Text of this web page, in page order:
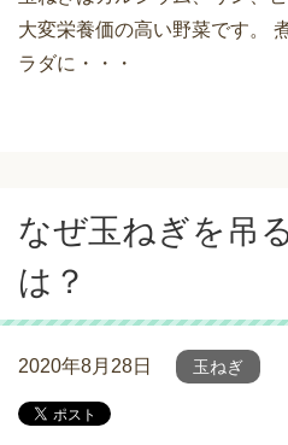
大変栄養価の高い野菜です。
ラダに・・・
なぜ玉ねぎを吊
は？
2020年8月28日 玉ねぎ